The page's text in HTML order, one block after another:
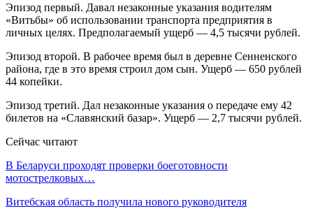
Эпизод первый. Давал незаконные указания водителям
«Витьбы» об использовании транспорта предприятия в
личных целях. Предполагаемый ущерб — 4,5 тысячи рублей.
Эпизод второй. В рабочее время был в деревне Сенненского
района, где в это время строил дом сын. Ущерб — 650 рублей
44 копейки.
Эпизод третий. Дал незаконные указания о передаче ему 42
билетов на «Славянский базар». Ущерб — 2,7 тысячи рублей.
Сейчас читают
В Беларуси проходят проверки боеготовности
мотострелковых…
Витебская область получила нового руководителя